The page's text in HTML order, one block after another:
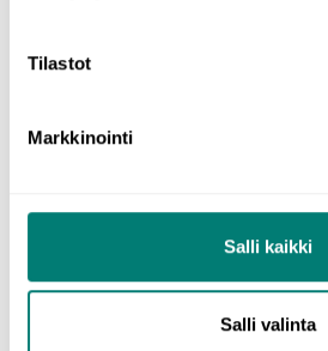
Tilastot
Markkinointi
Salli kaikki
Salli valinta
8. Numerot